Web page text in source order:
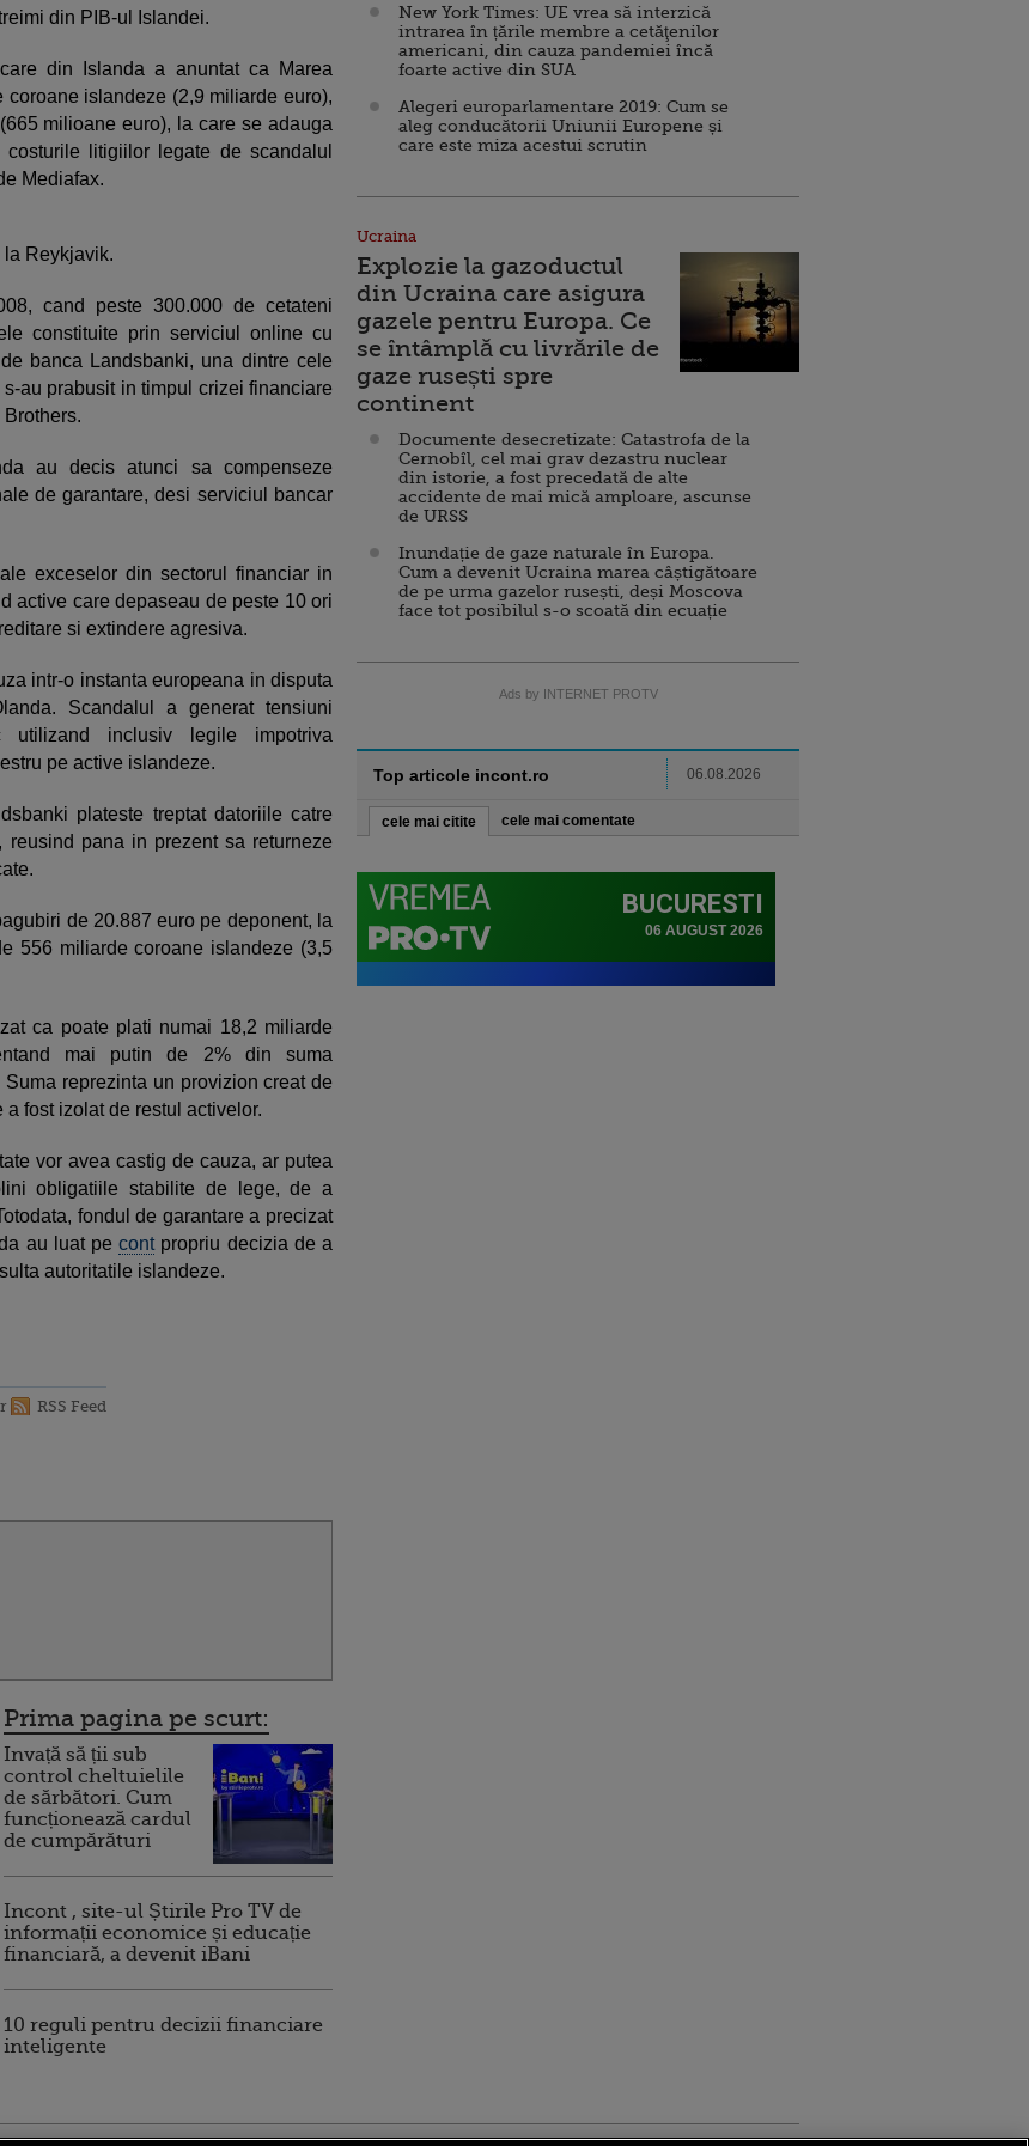
din PIB-ul Islandei.
din Islanda a anuntat ca Marea
islandeze (2,9 miliarde euro),
milioane euro), la care se adauga
litigiilor legate de scandalul
Mediafax.
la Reykjavik.
cand peste 300.000 de cetateni
constituite prin serviciul online cu
banca Landsbanki, una dintre cele
au prabusit in timpul crizei financiare
au decis atunci sa compenseze
de garantare, desi serviciul bancar
exceselor din sectorul financiar in
active care depaseau de peste 10 ori
si extindere agresiva.
intr-o instanta europeana in disputa
Scandalul a generat tensiuni
utilizand inclusiv legile impotriva
pe active islandeze.
plateste treptat datoriile catre
pana in prezent sa returneze
de 20.887 euro pe deponent, la
556 miliarde coroane islandeze (3,5
ca poate plati numai 18,2 miliarde
mai putin de 2% din suma
reprezinta un provizion creat de
fost izolat de restul activelor.
vor avea castig de cauza, ar putea
obligatiile stabilite de lege, de a
fondul de garantare a precizat
au luat pecontpropriu decizia de a
autoritatile islandeze.
RSS Feed
Prima pagina pe scurt:
Invață să ții sub
control cheltuielile
de sărbători. Cum
funcționează cardul
de cumpărături
Incont , site-ul Știrile Pro TV de
informații economice și educație
financiară, a devenit iBani
10 reguli pentru decizii financiare
inteligente
New York Times: UE vrea să interzică
intrarea în țările membre a cetăţenilor
americani, din cauza pandemiei încă
foarte active din SUA
Alegeri europarlamentare 2019: Cum se
aleg conducătorii Uniunii Europene și
care este miza acestui scrutin
Ucraina
Explozie la gazoductul
din Ucraina care asigura
gazele pentru Europa. Ce
se întâmplă cu livrările de
gaze rusești spre
continent
Documente desecretizate: Catastrofa de la
Cernobîl, cel mai grav dezastru nuclear
din istorie, a fost precedată de alte
accidente de mai mică amploare, ascunse
de URSS
Inundație de gaze naturale în Europa.
Cum a devenit Ucraina marea câștigătoare
de pe urma gazelor rusești, deși Moscova
face tot posibilul s-o scoată din ecuație
Ads by INTERNET PROTV
Top articole incont.ro 06.08.2026
cele mai citite cele mai comentate